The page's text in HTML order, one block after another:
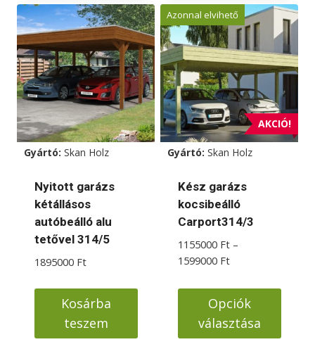
a
terméknek
több
variációja
van.
A
változatok
a
termékoldalon
választhatók
ki
a
terméknek
több
variációja
van.
A
változatok
a
termékoldalon
választhatók
ki
Gyártó: Skan Holz
Nyitott garázs
kétállásos
autóbeálló alu
tetővel 314/5
1895000 Ft
Kosárba
teszem
AKCIÓ!
Azonnal elvihető
Gyártó: Skan Holz
Kész garázs
kocsibeálló
Carport314/3
1155000 Ft –
1599000 FtÁrtartomány:
-
1599000 Ft
Opciók
választása